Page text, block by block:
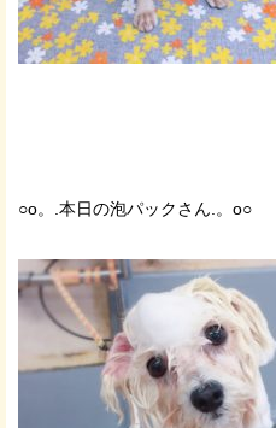
○o。.本日の泡パックさん.。o○